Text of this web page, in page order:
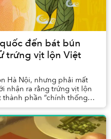
đến bát bún
trứng vịt lộn Việt
Hà Nội, nhưng phải mất
nhận ra rằng trứng vịt lộn
phần “chính thống”
Nội.